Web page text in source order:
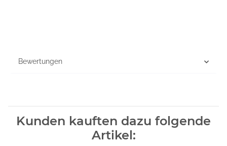
Bewertungen
Kunden kauften dazu folgende
Artikel: